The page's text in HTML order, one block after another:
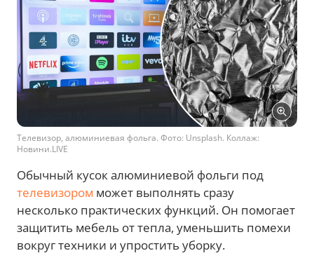
Телевизор, алюминиевая фольга. Фото: Unsplash. Коллаж:
Новини.LIVE
Обычный кусок алюминиевой фольги под
телевизором может выполнять сразу
несколько практических функций. Он помогает
защитить мебель от тепла, уменьшить помехи
вокруг техники и упростить уборку.